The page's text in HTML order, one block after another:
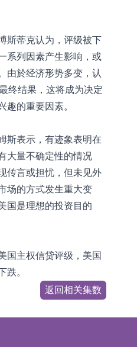
跌16.33%
涨+93.33%，上善
涨+40.54%
斯蒂克认为，评级被下
系列因素产生影响，或
由於经济形势多变，认
终结果，这将成为决定
趣的重要因素。
斯表示，有迹象表明在
大量不确定性的情况
传言或担忧，但未见外
场的方式发生重大变
国是理想的投资目的
国主权信贷评级，美国
跌。
返回相关集数